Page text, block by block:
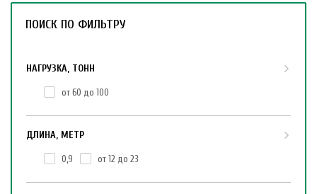
ПОИСК ПО ФИЛЬТРУ
НАГРУЗКА, ТОНН
от 60 до 100
ДЛИНА, МЕТР
0,9 от 12 до 23